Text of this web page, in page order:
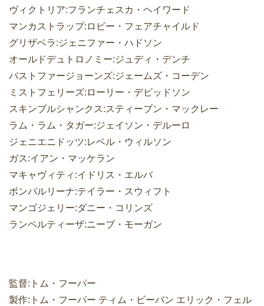
ヴィクトリア:フランチェスカ・ヘイワード
マンカストラップ:ロビー・フェアチャイルド
グリザベラ:ジェニファー・ハドソン
オールドデュトロノミー:ジュディ・デンチ
バストファージョーンズ:ジェームズ・コーデン
ミストフェリーズ:ローリー・デビッドソン
スキンブルシャンクス:スティーブン・マックレー
ラム・ラム・タガー:ジェイソン・デルーロ
ジェニエニドッツ:レベル・ウィルソン
ガス:イアン・マッケラン
マキャヴィティ:イドリス・エルバ
ボンバルリーナ:テイラー・スウィフト
マンゴジェリー:ダニー・コリンズ
ランペルティーザ:ニーブ・モーガン
監督:トム・フーパー
製作:トム・フーパー ティム・ビーバン エリック・フェル